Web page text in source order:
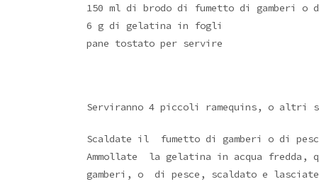
150 ml di brodo di fumetto di gamberi o
6 g di gelatina in fogli
pane tostato per servire
Serviranno 4 piccoli ramequins, o altri
Scaldate il fumetto di gamberi o di
Ammollate la gelatina in acqua fredda,
gamberi, o di pesce, scaldato e